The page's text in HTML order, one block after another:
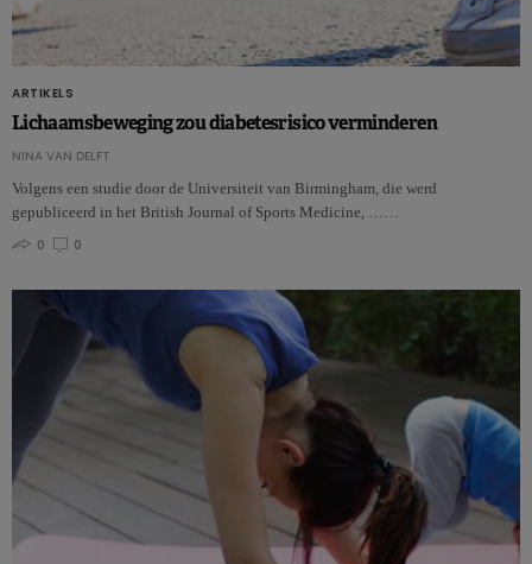
ARTIKELS
Lichaamsbeweging zou diabetesrisico verminderen
NINA VAN DELFT
Volgens een studie door de Universiteit van Birmingham, die werd
gepubliceerd in het British Journal of Sports Medicine, ……
0
0